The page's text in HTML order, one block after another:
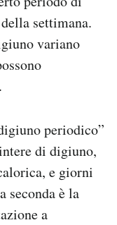
settimana.
variano
periodico”
di digiuno,
e giorni
seconda è la
a